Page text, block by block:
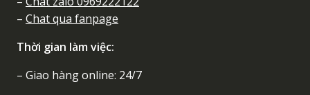
– Chat qua fanpage
Thời gian làm việc:
– Giao hàng online: 24/7